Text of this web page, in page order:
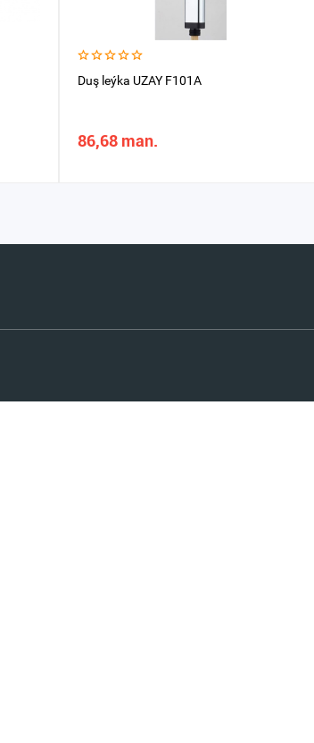
Duş leýka UZAY F101A
86,68 man.